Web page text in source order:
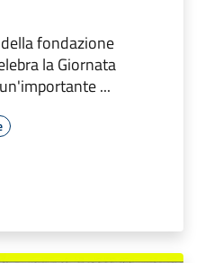
fondazione
la Giornata
...